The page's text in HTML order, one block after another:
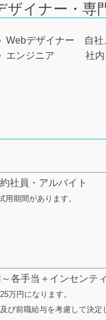
ザイナー・専
Webデザイナー
自
エンジニア
社
社員・アルバイト
期間があります。
各手当＋インセンテ
万円になります。
び前職給与を考慮して決定